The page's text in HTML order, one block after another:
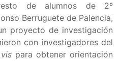
de alumnos de 2º
Berruguete de Palencia,
proyecto de investigación
con investigadores del
para obtener orientación